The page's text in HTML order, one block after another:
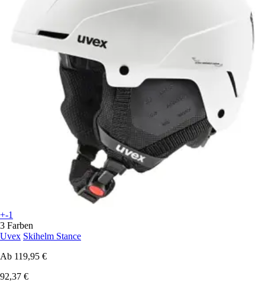
+-1
3 Farben
Uvex Skihelm Stance
Ab 119,95 €
92,37 €